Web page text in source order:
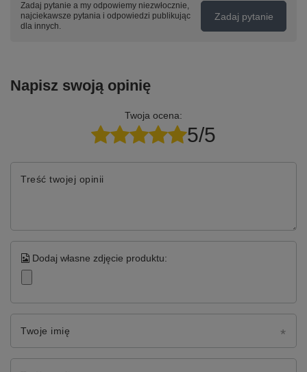
Zadaj pytanie a my odpowiemy niezwłocznie,
najciekawsze pytania i odpowiedzi publikując
dla innych.
Zadaj pytanie
Napisz swoją opinię
Twoja ocena:
5/5
Treść twojej opinii
Dodaj własne zdjęcie produktu:
Twoje imię